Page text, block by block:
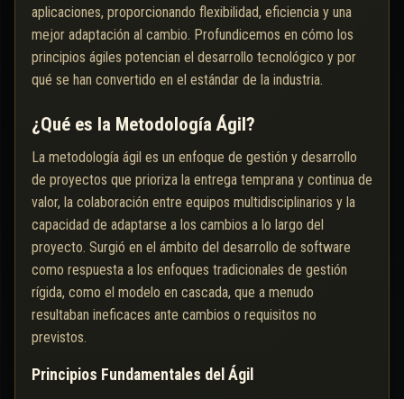
aplicaciones, proporcionando flexibilidad, eficiencia y una
mejor adaptación al cambio. Profundicemos en cómo los
principios ágiles potencian el desarrollo tecnológico y por
qué se han convertido en el estándar de la industria.
¿Qué es la Metodología Ágil?
La metodología ágil es un enfoque de gestión y desarrollo
de proyectos que prioriza la entrega temprana y continua de
valor, la colaboración entre equipos multidisciplinarios y la
capacidad de adaptarse a los cambios a lo largo del
proyecto. Surgió en el ámbito del desarrollo de software
como respuesta a los enfoques tradicionales de gestión
rígida, como el modelo en cascada, que a menudo
resultaban ineficaces ante cambios o requisitos no
previstos.
Principios Fundamentales del Ágil